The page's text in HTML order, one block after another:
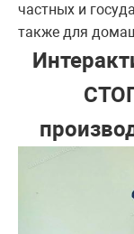
частных и
также для